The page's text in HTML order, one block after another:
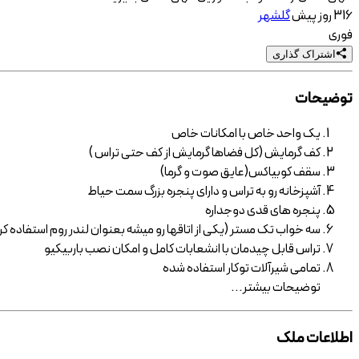
316 روز پیش
گلشهر
فوری
اشتراک گذاری
توضیحات
یک واحد خاص با امکانات خاص
کف گرمایش (کل فضاها گرمایش از کف حتی تراس )
سقف کوبیاکس(عایق صوت و گرما)
آشپزخانه رو به تراس و دارای پنجره بزرگ سمت حیاط
پنجره های قدی دوجداره
سه خواب تک مستر (یکی از اتاقها رو میشه بعنوان لندر روم استفاده
تراس قابل چیدمان با انشعابات کامل و امکان نصب باربیکیو
تمامی شیرآلات توکار استفاده شده
توضیحاتبیشتر...
اطلاعات ملک